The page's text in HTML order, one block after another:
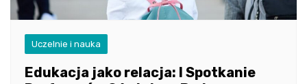
Uczelnie i nauka
Edukacja jako relacja: I Spotkanie